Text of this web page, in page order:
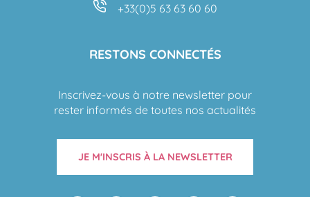
+33(0)5 63 63 60 60
RESTONS CONNECTÉS
Inscrivez-vous à notre newsletter pour
rester informés de toutes nos actualités
JE M'INSCRIS À LA NEWSLETTER